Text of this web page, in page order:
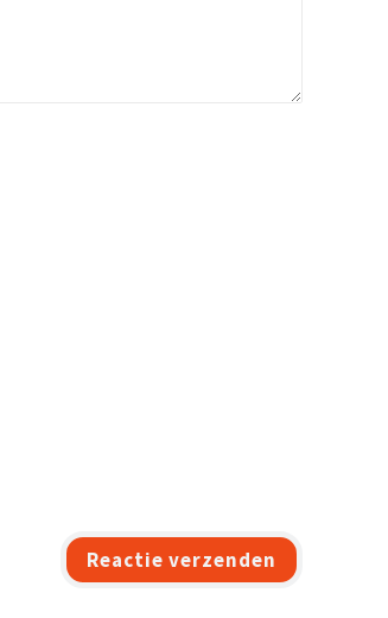
Reactie verzenden